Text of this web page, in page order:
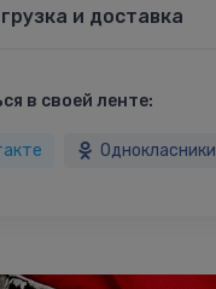
и доставка
в своей ленте:
Однокласники